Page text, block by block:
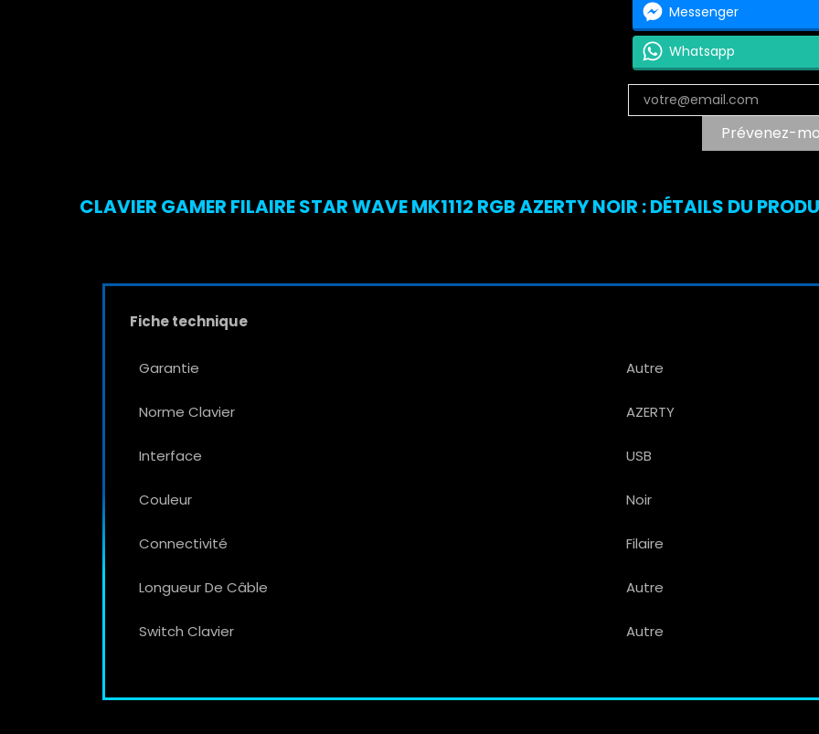
Messenger
Whatsapp
Prévenez-
CLAVIER GAMER FILAIRE STAR WAVE MK1112 RGB AZERTY NOIR : DÉTAILS DU
Fiche technique
Garantie Autre
Norme Clavier AZERTY
Interface USB
Couleur Noir
Connectivité Filaire
Longueur De Câble Autre
Switch Clavier Autre